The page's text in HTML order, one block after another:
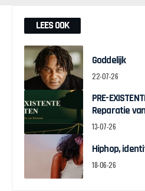
LEES OOK
Goddelijk
22-07-26
PRE-
Reparatie
13-07-26
Hiphop,
18-06-26